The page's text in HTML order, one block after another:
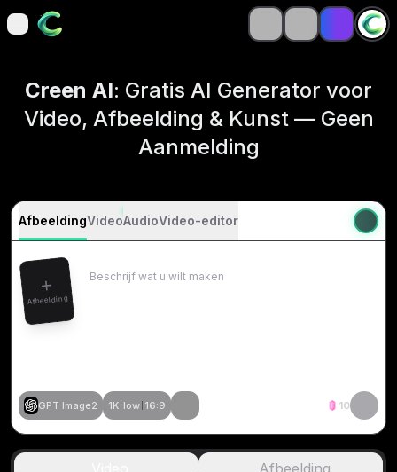
open navigation menu
open navigation menu
Creen AI: Gratis AI Generator voor
Video, Afbeelding & Kunst — Geen
Aanmelding
AfbeeldingVideoAudioVideo-editor
Afbeelding
GPT Image2 1K low 16:9 10
Afbeelding